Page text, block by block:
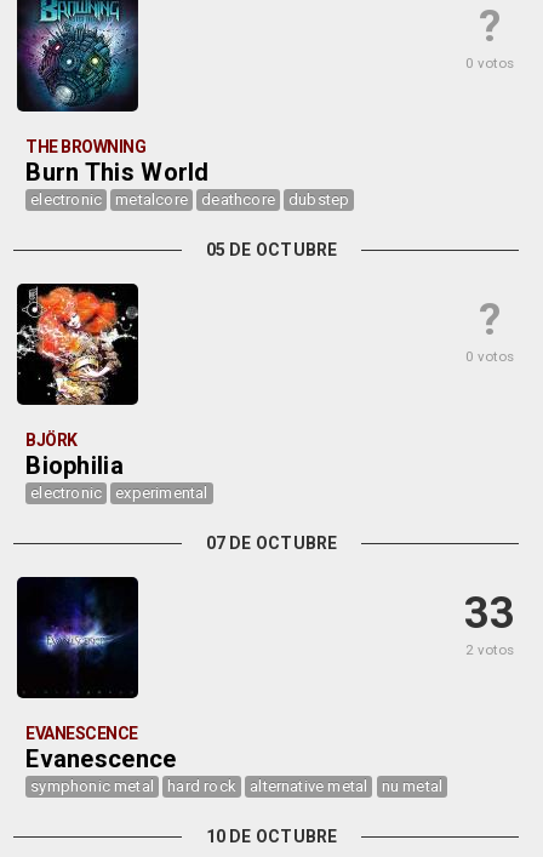
?
0 votos
THE BROWNING
Burn This World
electronic metalcore deathcore dubstep
05 DE OCTUBRE
?
0 votos
BJÖRK
Biophilia
electronic experimental
07 DE OCTUBRE
33
2 votos
EVANESCENCE
Evanescence
symphonic metal hard rock alternative metal nu metal
10 DE OCTUBRE